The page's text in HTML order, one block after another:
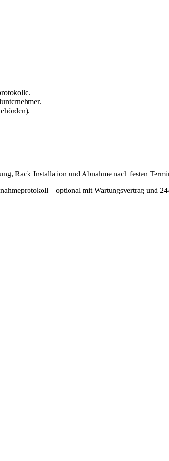
Rack-Installation und Abnahme nach festen
– optional mit Wartungsvertrag und